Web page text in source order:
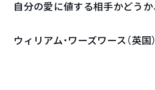
自分の愛に値する相手かどうか
ウィリアム・ワーズワース（英国）